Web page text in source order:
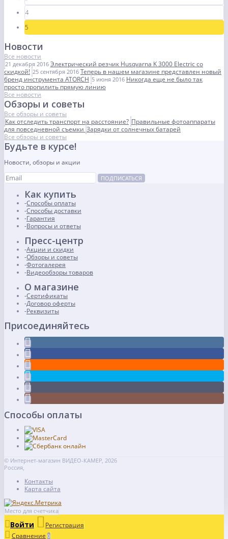
4
5
Новости
Все новости
21 декабря 2016 Электрический резчик Husqvarna K 3000 Electric со
скидкой! 25 сентября 2016 Теперь в нашем магазине представлен новый
бренд инструмента ATORCH 5 июня 2016 Никогда еще не было так
просто пропилить прямую линию
Все новости
Обзоры и советы
Все обзоры и советы
Как отследить транспорт на расстояние? Правильные фотоаппараты
для повседневной съемки Зарядки от солнечных батарей
Все обзоры и советы
Будьте в курсе!
Новости, обзоры и акции
ПОДПИСАТЬСЯ
Как купить
Способы оплаты
Способы доставки
Гарантия
Вопросы и ответы
Пресс-центр
Акции и скидки
Обзоры и советы
Фотогалерея
Видеообзоры товаров
О магазине
Сертификаты
Договор оферты
Реквизиты
Присоединяйтесь
Способы оплаты
© Интернет-магазин ВИДЕО-КАМЕР, 2026
Россия,
Контакты
Карта сайта
Место для счетчика
Войти
Регистрация
Сравнение 0